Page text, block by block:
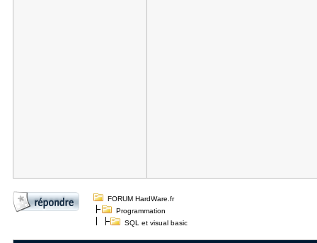
FORUM HardWare.fr
Programmation
SQL et visual basic